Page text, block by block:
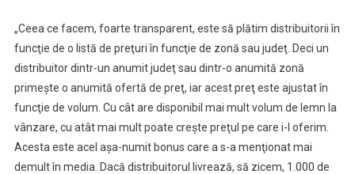
„Ceea ce facem, foarte transparent, este să plătim distribuitorii în
funcţie de o listă de preţuri în funcţie de zonă sau judeţ. Deci un
distribuitor dintr-un anumit judeţ sau dintr-o anumită zonă
primeşte o anumită ofertă de preţ, iar acest preţ este ajustat în
funcţie de volum. Cu cât are disponibil mai mult volum de lemn la
vânzare, cu atât mai mult poate creşte preţul pe care i-l oferim.
Acesta este acel aşa-numit bonus care a s-a menţionat mai
demult în media. Dacă distribuitorul livrează, să zicem, 1.000 de